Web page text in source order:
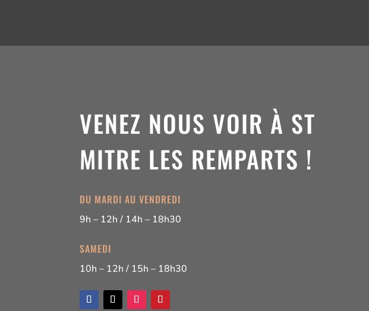
VENEZ NOUS VOIR À ST
MITRE LES REMPARTS !
DU MARDI AU VENDREDI
9h – 12h / 14h – 18h30
SAMEDI
10h – 12h / 15h – 18h30